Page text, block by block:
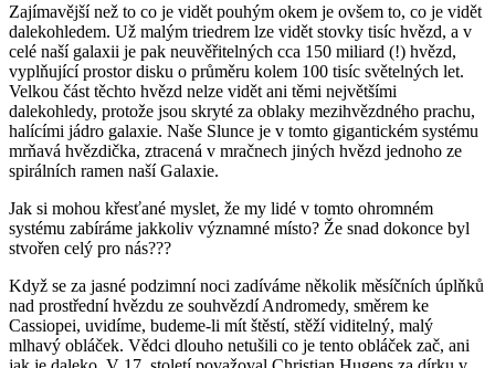
Zajímavější než to co je vidět pouhým okem je ovšem to, co je vidět
dalekohledem. Už malým triedrem lze vidět stovky tisíc hvězd, a v
celé naší galaxii je pak neuvěřitelných cca 150 miliard (!) hvězd,
vyplňující prostor disku o průměru kolem 100 tisíc světelných let.
Velkou část těchto hvězd nelze vidět ani těmi největšími
dalekohledy, protože jsou skryté za oblaky mezihvězdného prachu,
halícími jádro galaxie. Naše Slunce je v tomto gigantickém systému
mrňavá hvězdička, ztracená v mračnech jiných hvězd jednoho ze
spirálních ramen naší Galaxie.
Jak si mohou křesťané myslet, že my lidé v tomto ohromném
systému zabíráme jakkoliv významné místo? Že snad dokonce byl
stvořen celý pro nás???
Když se za jasné podzimní noci zadíváme několik měsíčních úplňků
nad prostřední hvězdu ze souhvězdí Andromedy, směrem ke
Cassiopei, uvidíme, budeme-li mít štěstí, stěží viditelný, malý
mlhavý obláček. Vědci dlouho netušili co je tento obláček zač, ani